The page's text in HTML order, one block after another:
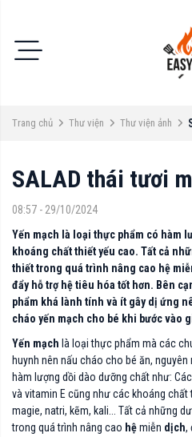
Trang chủ Thư viện Thư viện ảnh
SALAD thái tươi
08:57 - 29/10/2024
Yến mạch là loại thực phẩm có hàm
khoáng chất thiết yếu cao. Tất cả
thiết trong quá trình nâng cao hệ
đẩy hỗ trợ hệ tiêu hóa tốt hơn. Bên
phẩm khá lành tính và ít gây dị ứng
cháo yến mạch cho bé khi bước vào
Yến mạch là loại thực phẩm mà các
huynh nên nấu cháo cho bé ăn,
hàm lượng dồi dào dưỡng chất như: Các
và vitamin E cũng như các khoáng
magie, natri, kẽm, kali... Tất cả những
trong quá trình nâng cao hệmiễn dịch,